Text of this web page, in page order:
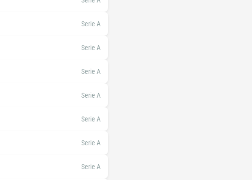
Serie A
Serie A
Serie A
Serie A
Serie A
Serie A
Serie A